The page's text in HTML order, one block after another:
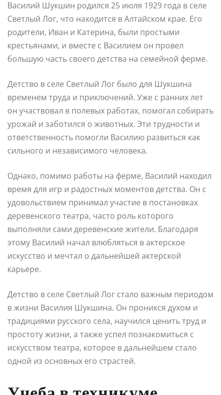
Василий Шукшин родился 25 июля 1929 года в селе
Светлый Лог, что находится в Алтайском крае. Его
родители, Иван и Катерина, были простыми
крестьянами, и вместе с Василием он провел
большую часть своего детства на семейной ферме.
Детство в селе Светлый Лог было для Шукшина
временем труда и приключений. Уже с ранних лет
он участвовал в полевых работах, помогал собирать
урожай и заботился о животных. Эти трудности и
ответственность помогли Василию развиться как
сильного и независимого человека.
Однако, помимо работы на ферме, Василий находил
время для игр и радостных моментов детства. Он с
удовольствием принимал участие в постановках
деревенского театра, часто роль которого
выполняли сами деревенские жители. Благодаря
этому Василий начал влюбляться в актерское
искусство и мечтал о дальнейшей актерской
карьере.
Детство в селе Светлый Лог стало важным периодом
в жизни Василия Шукшина. Он проникся духом и
традициями русского села, научился ценить труд и
простоту жизни, а также успел познакомиться с
искусством театра, которое в дальнейшем стало
одной из основных его страстей.